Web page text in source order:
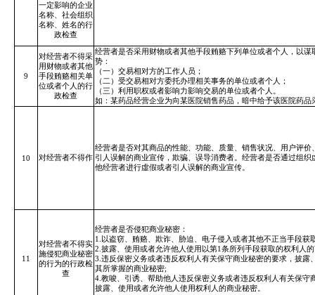
一定影响的企业
名称、社会组织
名称、姓名的行
政检查
9
对经营者不得采
用财物或者其他
手段贿赂相关单
位或者个人的行
政检查
经营者是否采用财物或者其他手段贿赂下列单位或者个人，以谋
势：
（一）交易相对方的工作人员；
（二）受交易相对方委托办理相关事务的单位或者个人；
（三）利用职权或者影响力影响交易的单位或者个人。
如：某药品经营企业为向某医院销售药品，暗中给予该医院药品
10 对经营者不得作
经营者是否对其商品的性能、功能、质量、销售状况、用户评价
引人误解的商业宣传，欺骗、误导消费者。经营者是否通过组织
他经营者进行虛假或者引人误解的商业宣传。
11
对经营者不得实
施侵犯商业秘密
的行为的行政检
查
经营者是否侵犯商业秘密：
1.以盗窃、贿赂、欺诈、胁迫、电子侵入或者其他不正当手段获
2.披露、使用或者允许他人使用以第1条所列手段获取的权利人
3.违反保密义务或者违反权利人有关保守商业秘密的要求，披露
其所掌握的商业秘密;
4.教唆、引诱、帮助他人违反保密义务或者违反权利人有关保守
披露、使用或者允许他人使用权利人的商业秘密。